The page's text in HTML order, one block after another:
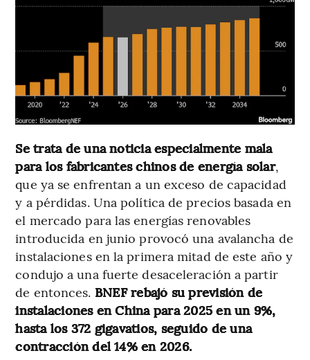
Se trata de una noticia especialmente mala
para los fabricantes chinos de energía solar,
que ya se enfrentan a un exceso de capacidad
y a pérdidas. Una política de precios basada en
el mercado para las energías renovables
introducida en junio provocó una avalancha de
instalaciones en la primera mitad de este año y
condujo a una fuerte desaceleración a partir
de entonces. BNEF rebajó su previsión de
instalaciones en China para 2025 en un 9%,
hasta los 372 gigavatios, seguido de una
contracción del 14% en 2026.